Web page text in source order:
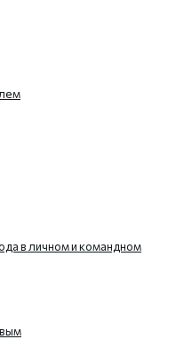
в личном и командном